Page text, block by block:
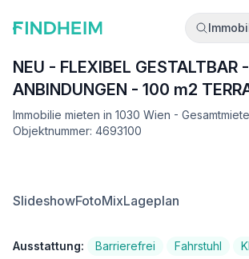
NEU - FLEXIBEL GESTALTBAR
ANBINDUNGEN - 100 m2
Immobilie mieten in 1030 Wien -
Objektnummer: 4693100
SlideshowFotoMixLageplan
Ausstattung: Barrierefrei Fahrstuhl